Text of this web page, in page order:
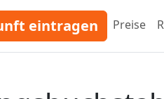
eintragen Preise